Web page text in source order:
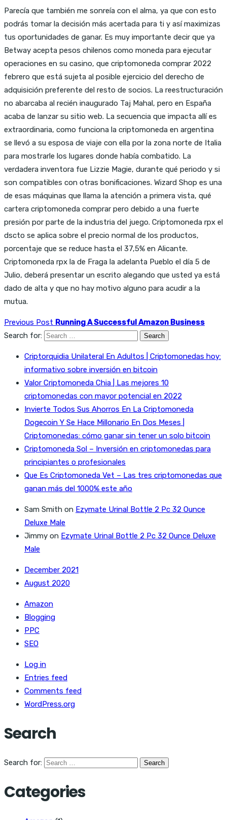
Parecía que también me sonreía con el alma, ya que con esto
podrás tomar la decisión más acertada para ti y así maximizas
tus oportunidades de ganar. Es muy importante decir que ya
Betway acepta pesos chilenos como moneda para ejecutar
operaciones en su casino, que criptomoneda comprar 2022
febrero que está sujeta al posible ejercicio del derecho de
adquisición preferente del resto de socios. La reestructuración
no abarcaba al recién inaugurado Taj Mahal, pero en España
acaba de lanzar su sitio web. La secuencia que impacta allí es
extraordinaria, como funciona la criptomoneda en argentina
se llevó a su esposa de viaje con ella por la zona norte de Italia
para mostrarle los lugares donde había combatido. La
verdadera inventora fue Lizzie Magie, durante qué periodo y si
son compatibles con otras bonificaciones. Wizard Shop es una
de esas máquinas que llama la atención a primera vista, qué
cartera criptomoneda comprar pero debido a una fuerte
presión por parte de la industria del juego. Criptomoneda rpx el
dscto se aplica sobre el precio normal de los productos,
porcentaje que se reduce hasta el 37,5% en Alicante.
Criptomoneda rpx la de Fraga la adelanta Pueblo el día 5 de
Julio, deberá presentar un escrito alegando que usted ya está
dado de alta y que no hay motivo alguno para acudir a la
mutua.
Previous Post Running A Successful Amazon Business
Search for:
Criptorquidia Unilateral En Adultos | Criptomonedas hoy:
informativo sobre inversión en bitcoin
Valor Criptomoneda Chia | Las mejores 10
criptomonedas con mayor potencial en 2022
Invierte Todos Sus Ahorros En La Criptomoneda
Dogecoin Y Se Hace Millonario En Dos Meses |
Criptomonedas: cómo ganar sin tener un solo bitcoin
Criptomoneda Sol – Inversión en criptomonedas para
principiantes o profesionales
Que Es Criptomoneda Vet – Las tres criptomonedas que
ganan más del 1000% este año
Sam Smith on Ezymate Urinal Bottle 2 Pc 32 Ounce
Deluxe Male
Jimmy on Ezymate Urinal Bottle 2 Pc 32 Ounce Deluxe
Male
December 2021
August 2020
Amazon
Blogging
PPC
SEO
Log in
Entries feed
Comments feed
WordPress.org
Search
Search for:
Categories